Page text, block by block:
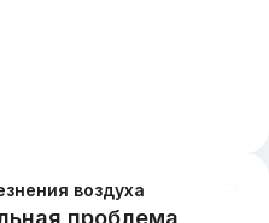
воздуха